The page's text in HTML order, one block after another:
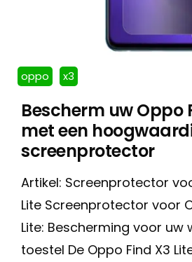
oppo x3
Bescherm uw Oppo
met een
screenprotector
Artikel: Screenprotector
Lite Screenprotector voor
Lite: Bescherming voor uw
toestel De Oppo Find X3